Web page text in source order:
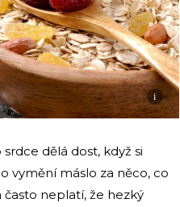
i
dělá dost, když si
vymění máslo za něco, co
často neplatí, že hezký